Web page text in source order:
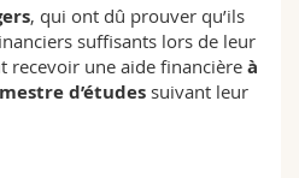
, qui ont dû prouver qu’ils
suffisants lors de leur
recevoir une aide financière à
d’études suivant leur